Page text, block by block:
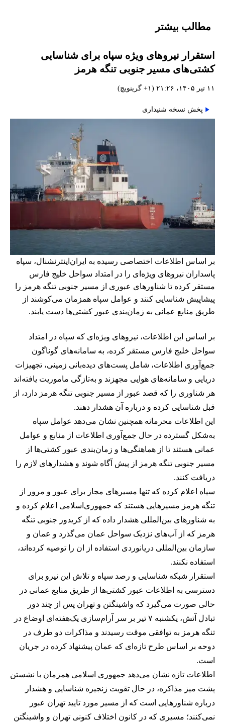
مطالب بیشتر
استقرار نیروهای ویژه سپاه برای شناسایی
کشتی‌های مسیر جنوبی تنگه هرمز
۱۱ تیر ۱۴۰۵، ۲۱:۲۶ (‎+۱ گرینویچ)
پخش نسخه شنیداری
بر اساس اطلاعات اختصاصی رسیده به ایران‌اینترنشنال، سپاه
پاسداران نیروهای ویژه‌ای را در امتداد سواحل خلیج فارس
مستقر کرده تا شناورهای عبوری از مسیر جنوبی تنگه هرمز را
پیشاپیش شناسایی کنند و عوامل سپاه همزمان می‌کوشند از
طریق منابع عمانی به زمان‌بندی عبور کشتی‌ها دست یابند.
بر اساس این اطلاعات، نیروهای ویژه‌ای که سپاه در امتداد
سواحل خلیج فارس مستقر کرده، به سامانه‌های گوناگون
جمع‌آوری اطلاعات، شامل پست‌های دیده‌بانی زمینی، تجهیزات
دریایی و سامانه‌های هوایی مجهزند و به‌تازگی ماموریت یافته‌اند
هر شناوری را که قصد عبور از مسیر جنوبی تنگه هرمز دارد، از
قبل شناسایی کرده و درباره آن هشدار دهند.
این اطلاعات محرمانه همچنین نشان می‌دهد عوامل سپاه
به‌شکل گسترده در حال جمع‌آوری اطلاعات از منابع و عوامل
عمانی هستند تا از هماهنگی‌ها و زمان‌بندی عبور کشتی‌ها از
مسیر جنوبی تنگه هرمز از پیش آگاه شوند و هشدارهای لازم را
دریافت کنند.
سپاه اعلام کرده که تنها مسیرهای مجاز برای عبور و مرور از
تنگه هرمز مسیرهایی هستند که جمهوری‌اسلامی اعلام کرده و
به شناورهای بین‌المللی هشدار داده که از کریدور جنوبی تنگه
هرمز که از آب‌های نزدیک سواحل عمان می‌گذرد و عمان و
سازمان بین‌المللی دریانوردی استفاده از ان را توصیه کرده‌اند،
استفاده نکنند.
استقرار شبکه شناسایی و رصد سپاه و تلاش این نیرو برای
دسترسی به اطلاعات عبور کشتی‌ها از طریق منابع عمانی در
حالی صورت می‌گیرد که واشینگتن و تهران پس از چند دور
تبادل آتش، یکشنبه ۷ تیر بر سر آرام‌سازی یک‌هفته‌ای اوضاع در
تنگه هرمز به توافقی موقت رسیدند و مذاکرات دو طرف در
دوحه بر اساس طرح تازه‌ای که عمان پیشنهاد کرده در جریان
است.
اطلاعات تازه نشان می‌دهد جمهوری اسلامی همزمان با نشستن
پشت میز مذاکره، در حال تقویت زنجیره شناسایی و هشدار
درباره شناورهایی است که از مسیر مورد تایید تهران عبور
نمی‌کنند؛ مسیری که در کانون اختلاف کنونی تهران و واشینگتن